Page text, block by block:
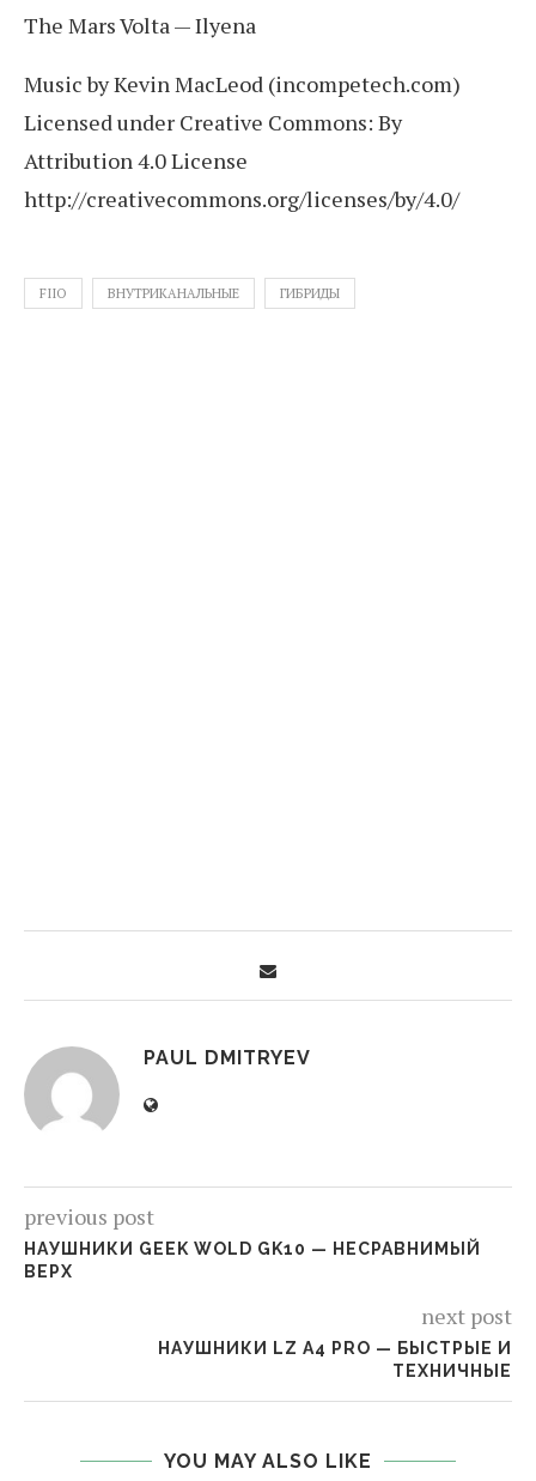
The Mars Volta — Ilyena
Music by Kevin MacLeod (incompetech.com)
Licensed under Creative Commons: By
Attribution 4.0 License
http://creativecommons.org/licenses/by/4.0/
FIIO ВНУТРИКАНАЛЬНЫЕ ГИБРИДЫ
PAUL DMITRYEV
previous post
НАУШНИКИ GEEK WOLD GK10 — НЕСРАВНИМЫЙ
ВЕРХ
next post
НАУШНИКИ LZ A4 PRO — БЫСТРЫЕ И
ТЕХНИЧНЫЕ
YOU MAY ALSO LIKE